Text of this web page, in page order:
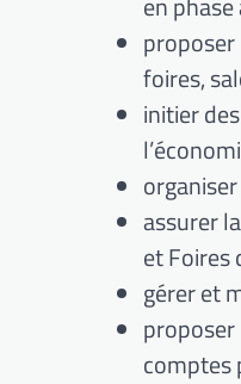
foires,
initier
assurer
et Foires
gérer et
proposer
comptes